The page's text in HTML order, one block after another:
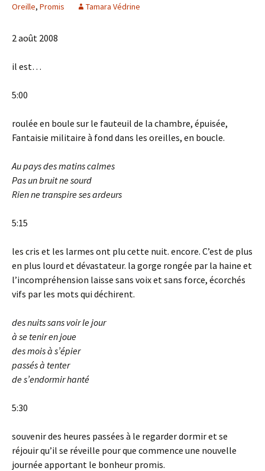
Oreille, Promis Tamara Védrine
2 août 2008
il est…
5:00
roulée en boule sur le fauteuil de la chambre, épuisée,
Fantaisie militaire à fond dans les oreilles, en boucle.
Au pays des matins calmes
Pas un bruit ne sourd
Rienne transpire ses ardeurs
5:15
les cris et les larmes ont plu cette nuit. encore. C’est de plus
en plus lourd et dévastateur. la gorge rongée par la haine et
l’incompréhension laisse sans voix et sans force, écorchés
vifs par les mots qui déchirent.
des nuits sans voir le jour
à se tenir en joue
des mois à s’épier
passés à tenter
de s’endormir hanté
5:30
souvenir des heures passées à le regarder dormir et se
réjouir qu’il se réveille pour que commence une nouvelle
journée apportant le bonheur promis.